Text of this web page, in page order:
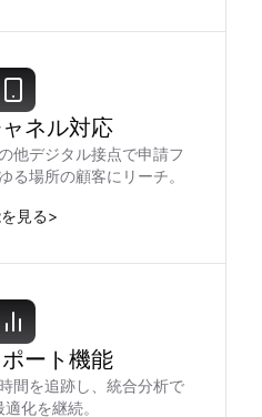
ネル対応
他デジタル接点で申請フ
る場所の顧客にリーチ。
見る>
ート機能
間を追跡し、統合分析で
化を継続。